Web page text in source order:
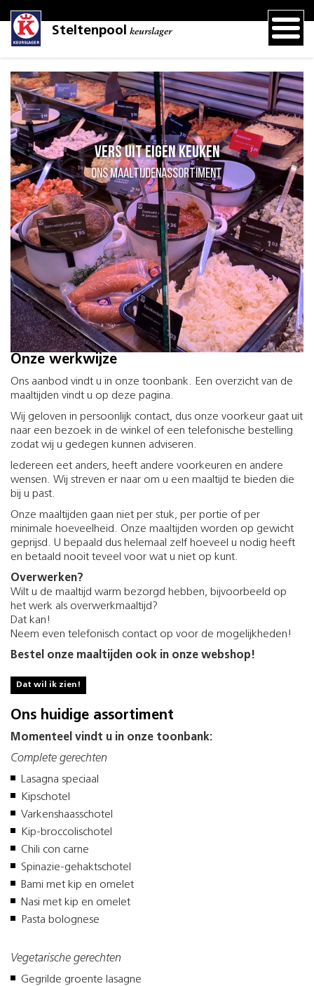
Steltenpool keurslager
Vers uit eigen keuken
ons maaltijdenassortiment
Onze werkwijze
Ons aanbod vindt u in onze toonbank. Een overzicht van de
maaltijden vindt u op deze pagina.
Wij geloven in persoonlijk contact, dus onze voorkeur gaat uit
naar een bezoek in de winkel of een telefonische bestelling
zodat wij u gedegen kunnen adviseren.
Iedereen eet anders, heeft andere voorkeuren en andere
wensen. Wij streven er naar om u een maaltijd te bieden die
bij u past.
Onze maaltijden gaan niet per stuk, per portie of per
minimale hoeveelheid. Onze maaltijden worden op gewicht
geprijsd. U bepaald dus helemaal zelf hoeveel u nodig heeft
en betaald nooit teveel voor wat u niet op kunt.
Overwerken?
Wilt u de maaltijd warm bezorgd hebben, bijvoorbeeld op
het werk als overwerkmaaltijd?
Dat kan!
Neem even telefonisch contact op voor de mogelijkheden!
Bestel onze maaltijden ook in onze webshop!
Dat wil ik zien!
Ons huidige assortiment
Momenteel vindt u in onze toonbank:
Complete gerechten
Lasagna speciaal
Kipschotel
Varkenshaasschotel
Kip-broccolischotel
Chili con carne
Spinazie-gehaktschotel
Bami met kip en omelet
Nasi met kip en omelet
Pasta bolognese
Vegetarische gerechten
Gegrilde groente lasagne